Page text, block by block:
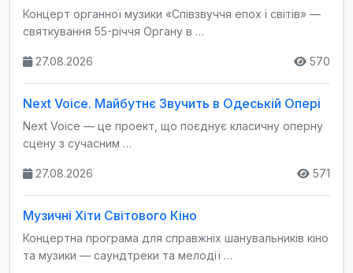
Концерт органної музики «Співзвуччя епох і світів» —
святкування 55-річчя Органу в …
27.08.2026 570
Next Voice. Майбутнє Звучить в Одеській Опері
Next Voice — це проект, що поєднує класичну оперну
сцену з сучасним …
27.08.2026 571
Музичні Хіти Світового Кіно
Концертна програма для справжніх шанувальників кіно
та музики — саундтреки та мелодії …